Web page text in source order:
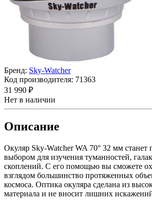
Бренд: Sky-Watcher
Код производителя: 71363
31 990 ₽
Нет в наличии
Описание
Окуляр Sky-Watcher WA 70° 32 мм станет
выбором для изучения туманностей,
скоплений. С его помощью вы сможете
взглядом большинство протяженных
космоса. Оптика окуляра сделана из
материала и не вносит лишних